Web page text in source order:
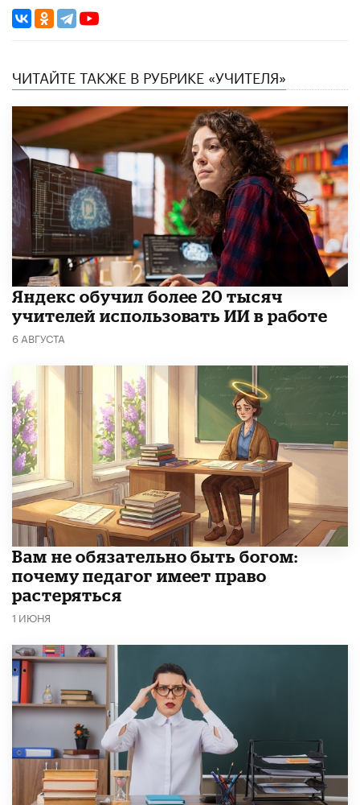
ЧИТАЙТЕ ТАКЖЕ В РУБРИКЕ «УЧИТЕЛЯ»
​Яндекс обучил более 20 тысяч
учителей использовать ИИ в работе
6 АВГУСТА
​Вам не обязательно быть богом:
почему педагог имеет право
растеряться
1 ИЮНЯ